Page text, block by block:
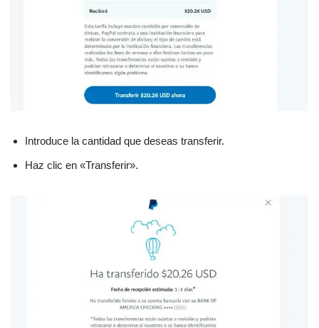
Introduce la cantidad que deseas transferir.
Haz clic en «Transferir».